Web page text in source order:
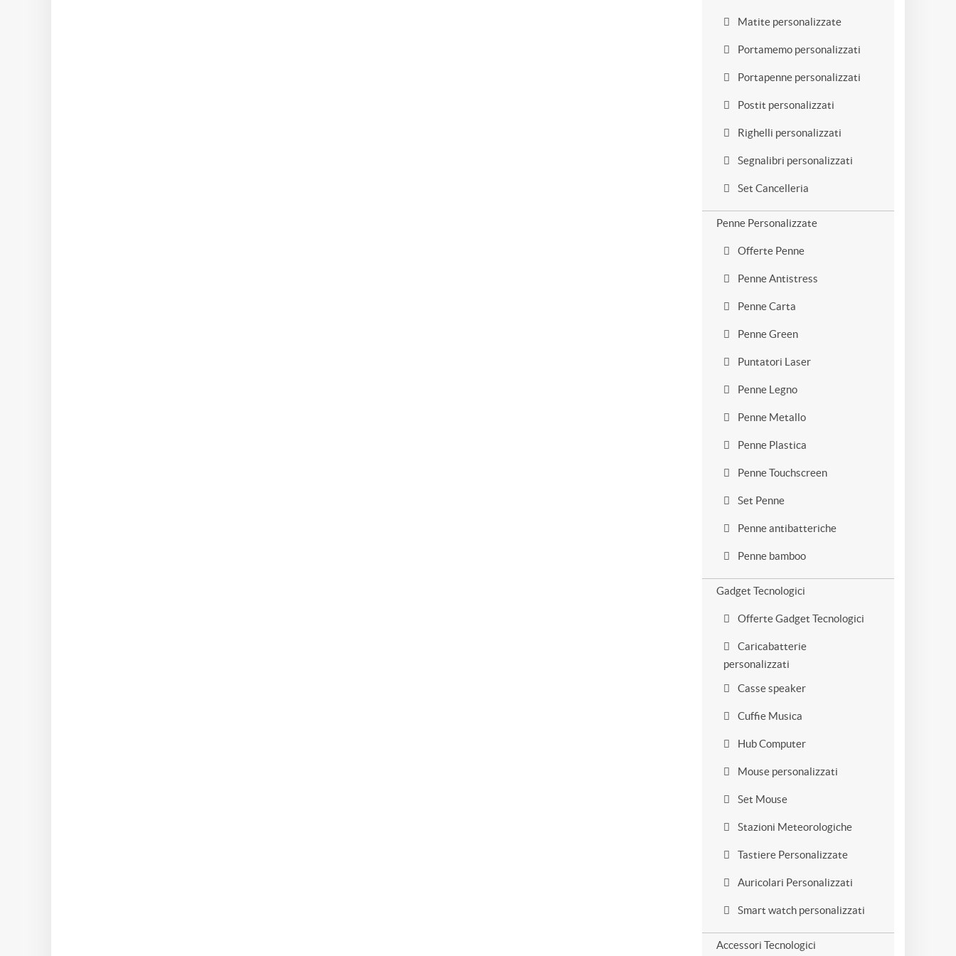
Matite personalizzate
Portamemo personalizzati
Portapenne personalizzati
Postit personalizzati
Righelli personalizzati
Segnalibri personalizzati
Set Cancelleria
Penne Personalizzate
Offerte Penne
Penne Antistress
Penne Carta
Penne Green
Puntatori Laser
Penne Legno
Penne Metallo
Penne Plastica
Penne Touchscreen
Set Penne
Penne antibatteriche
Penne bamboo
Gadget Tecnologici
Offerte Gadget Tecnologici
Caricabatterie
personalizzati
Casse speaker
Cuffie Musica
Hub Computer
Mouse personalizzati
Set Mouse
Stazioni Meteorologiche
Tastiere Personalizzate
Auricolari Personalizzati
Smart watch personalizzati
Accessori Tecnologici